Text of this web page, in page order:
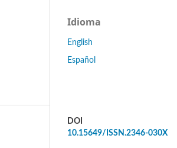
Idioma
English
Español
DOI
10.15649/ISSN.2346-030X